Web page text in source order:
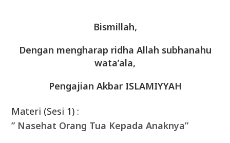
Bismillah,
Dengan mengharap ridha Allah subhanahu
wata’ala,
Pengajian Akbar ISLAMIYYAH
Materi (Sesi 1) :
” Nasehat Orang Tua Kepada Anaknya”